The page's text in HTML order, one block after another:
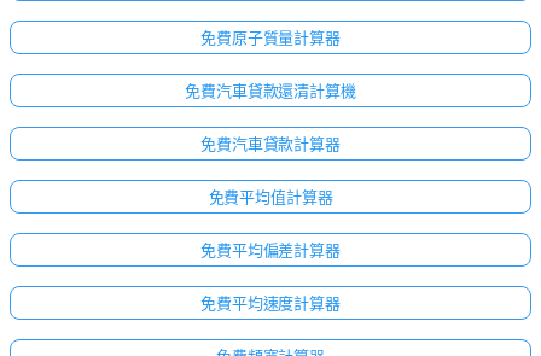
免費原子質量計算器
免費汽車貸款還清計算機
免費汽車貸款計算器
免費平均值計算器
免費平均偏差計算器
免費平均速度計算器